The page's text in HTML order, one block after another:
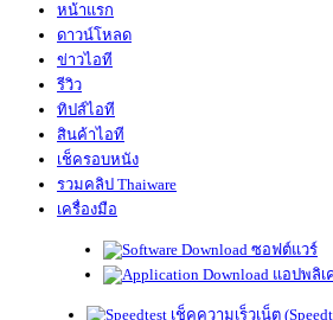
หน้าแรก
ดาวน์โหลด
ข่าวไอที
รีวิว
ทิปส์ไอที
สินค้าไอที
เช็ครอบหนัง
รวมคลิป Thaiware
เครื่องมือ
ซอฟต์แวร์
แอปพลิ
เช็คความเร็วเน็ต